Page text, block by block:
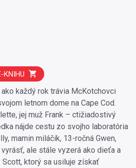
každý rok trávia McKotchovci
letnom dome na Cape Cod.
jej muž Frank – ctižiadostivý
nájde cestu zo svojho laboratória
mamin miláčik, 13-ročná Gwen,
ale stále vyzerá ako dieťa a
Scott, ktorý sa usiluje získať
KNIHU